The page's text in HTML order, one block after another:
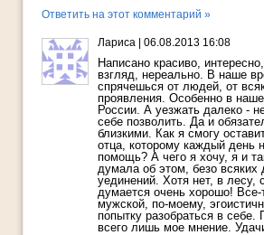
Ответить на этот комментарий »
Лариса | 06.08.2013 16:08
Написано красиво,
взгляд, нереально. В наше
спрячешься от людей, от
проявления. Особенно в
России. А уезжать далеко -
себе позволить. Да и
близкими. Как я смогу
отца, которому каждый день
помощь? А чего я хочу, я и
думала об этом, безо всяких
уединений. Хотя нет, в лесу,
думается очень хорошо! Все-
мужской, по-моему,
попытку разобраться в себе.
всего лишь мое мнение.